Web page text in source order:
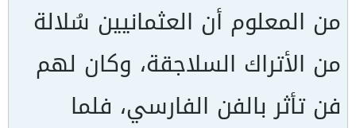
من المعلوم أن العثمانيين سُلالة
من الأتراك السلاجقة، وكان لهم
فن تأثر بالفن الفارسي، فلما